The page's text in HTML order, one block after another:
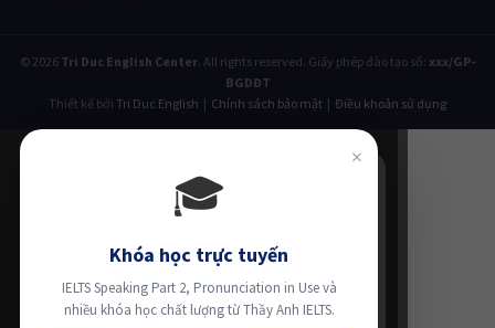
© 2026 Tri Duc English Center. All rights reserved. Giấy phép đào tạo số: xxx/GP-
BGDĐT
Thiết kế bởi Tri Duc English | Chính sách bảo mật | Điều khoản sử dụng
×
🎓
Khóa học trực tuyến
IELTS Speaking Part 2, Pronunciation in Use và
nhiều khóa học chất lượng từ Thầy Anh IELTS.